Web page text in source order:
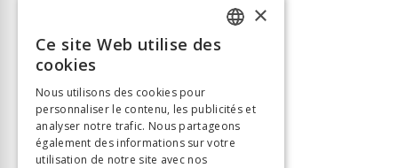
ITALIAN
×
Ce site Web utilise des
cookies
Nous utilisons des cookies pour
personnaliser le contenu, les publicités et
analyser notre trafic. Nous partageons
également des informations sur votre
utilisation de notre site avec nos